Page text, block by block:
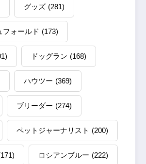
グッズ (281)
フォールド (173)
ドッグラン (168)
ハウツー (369)
ブリーダー (274)
ペットジャーナリスト (200)
ロシアンブルー (222)